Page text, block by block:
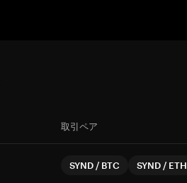
取引ペア
SYND / BTC SYND / ETH